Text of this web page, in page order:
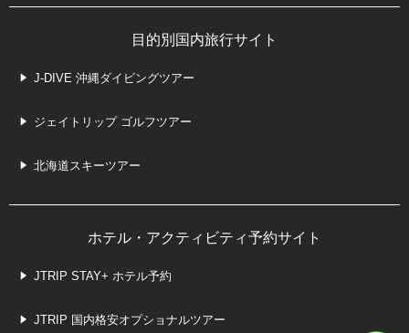
目的別国内旅行サイト
J-DIVE 沖縄ダイビングツアー
ジェイトリップ ゴルフツアー
北海道スキーツアー
ホテル・アクティビティ予約サイト
JTRIP STAY+ ホテル予約
JTRIP 国内格安オプショナルツアー